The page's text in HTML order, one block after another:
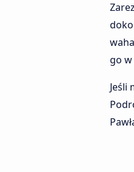
go
Jeśli